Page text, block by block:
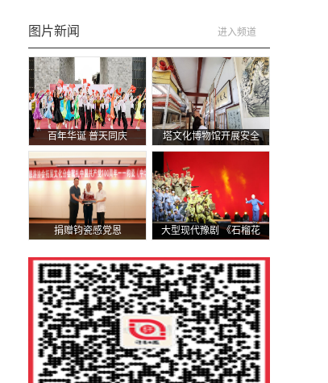
图片新闻 进入频道
百年华诞 普天同庆
塔文化博物馆开展安全
排查
捐赠钧瓷感党恩
大型现代豫剧 《石榴花
剧院举行